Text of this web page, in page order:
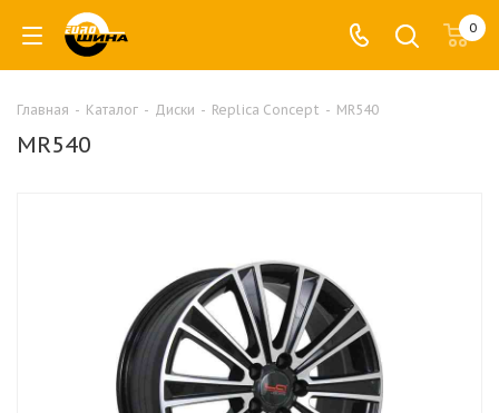
0
Главная - Каталог - Диски - Replica Concept - MR540
MR540